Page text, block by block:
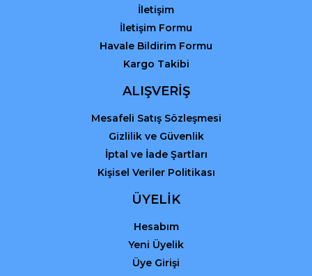
Gönder
İletişim
İletişim Formu
Havale Bildirim Formu
Kargo Takibi
ALIŞVERİŞ
Mesafeli Satış Sözleşmesi
Gizlilik ve Güvenlik
İptal ve İade Şartları
Kişisel Veriler Politikası
ÜYELİK
Hesabım
Yeni Üyelik
Üye Girişi